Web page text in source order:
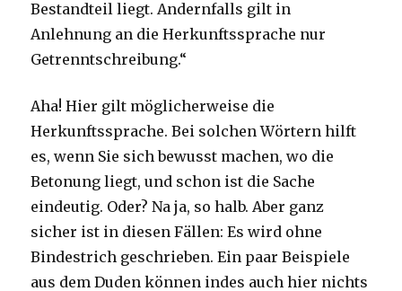
Bestandteil liegt. Andernfalls gilt in
Anlehnung an die Herkunftssprache nur
Getrenntschreibung.“
Aha! Hier gilt möglicherweise die
Herkunftssprache. Bei solchen Wörtern hilft
es, wenn Sie sich bewusst machen, wo die
Betonung liegt, und schon ist die Sache
eindeutig. Oder? Na ja, so halb. Aber ganz
sicher ist in diesen Fällen: Es wird ohne
Bindestrich geschrieben. Ein paar Beispiele
aus dem Duden können indes auch hier nichts